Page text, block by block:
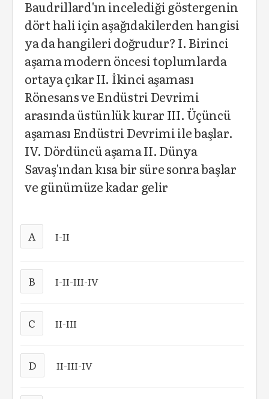
Baudrillard'ın incelediği göstergenin
dört hali için aşağıdakilerden hangisi
ya da hangileri doğrudur? I. Birinci
aşama modern öncesi toplumlarda
ortaya çıkar II. İkinci aşaması
Rönesans ve Endüstri Devrimi
arasında üstünlük kurar III. Üçüncü
aşaması Endüstri Devrimi ile başlar.
IV. Dördüncü aşama II. Dünya
Savaş'ından kısa bir süre sonra başlar
ve günümüze kadar gelir
A I-II
B I-II-III-IV
C II-III
D II-III-IV